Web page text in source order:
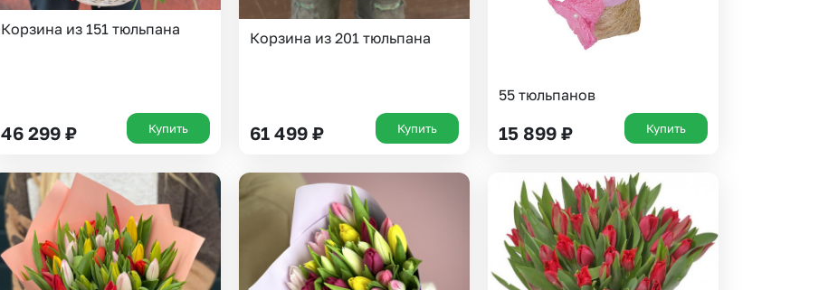
Выберите город доставки
Нижний Новгород
Самара
Казань
Уфа
Челябинск
Екатеринбург
Новосибирск
Корзина из 151 тюльпана
46 299 ₽ Купить
Корзина из 201 тюльпана
61 499 ₽ Купить
55 тюльпанов
15 899 ₽ Купить